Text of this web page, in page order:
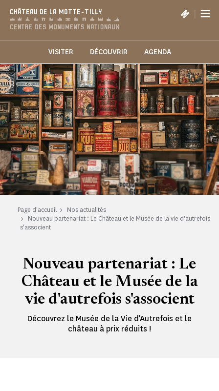
CHÂTEAU DE LA MOTTE-TILLY |
VISITER DÉCOUVRIR AGENDA
Page d'accueil
Nos actualités
Nouveau partenariat : Le Château et le Musée de la vie d'autrefois
s'associent
Nouveau partenariat : Le
Château et le Musée de la
vie d'autrefois s'associent
Découvrez le Musée de la Vie d'Autrefois et le
château à prix réduits !